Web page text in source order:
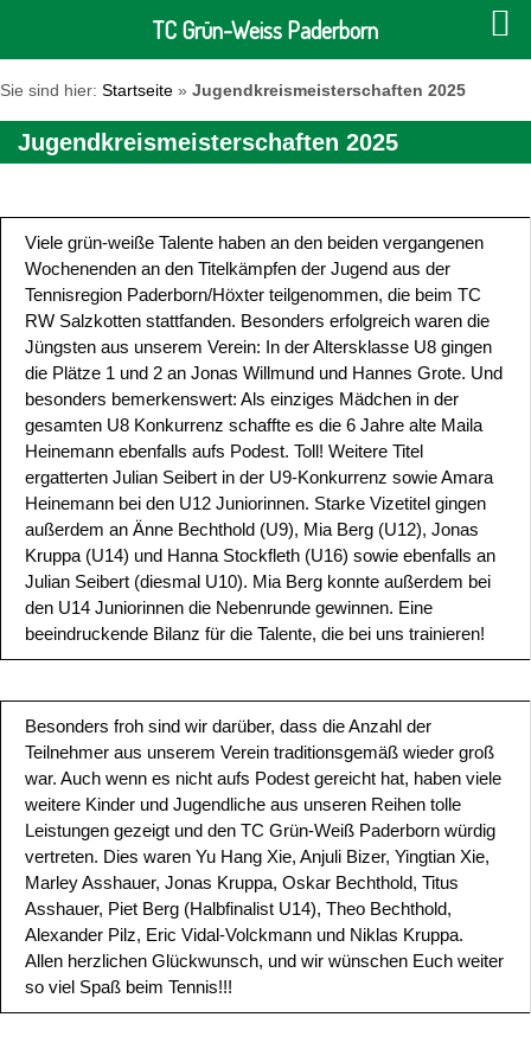
Sie sind hier: Startseite » Jugendkreismeisterschaften 2025
Jugendkreismeisterschaften 2025
Viele grün-weiße Talente haben an den beiden vergangenen
Wochenenden an den Titelkämpfen der Jugend aus der
Tennisregion Paderborn/Höxter teilgenommen, die beim TC
RW Salzkotten stattfanden. Besonders erfolgreich waren die
Jüngsten aus unserem Verein: In der Altersklasse U8 gingen
die Plätze 1 und 2 an Jonas Willmund und Hannes Grote. Und
besonders bemerkenswert: Als einziges Mädchen in der
gesamten U8 Konkurrenz schaffte es die 6 Jahre alte Maila
Heinemann ebenfalls aufs Podest. Toll! Weitere Titel
ergatterten Julian Seibert in der U9-Konkurrenz sowie Amara
Heinemann bei den U12 Juniorinnen. Starke Vizetitel gingen
außerdem an Änne Bechthold (U9), Mia Berg (U12), Jonas
Kruppa (U14) und Hanna Stockfleth (U16) sowie ebenfalls an
Julian Seibert (diesmal U10). Mia Berg konnte außerdem bei
den U14 Juniorinnen die Nebenrunde gewinnen. Eine
beeindruckende Bilanz für die Talente, die bei uns trainieren!
Besonders froh sind wir darüber, dass die Anzahl der
Teilnehmer aus unserem Verein traditionsgemäß wieder groß
war. Auch wenn es nicht aufs Podest gereicht hat, haben viele
weitere Kinder und Jugendliche aus unseren Reihen tolle
Leistungen gezeigt und den TC Grün-Weiß Paderborn würdig
vertreten. Dies waren Yu Hang Xie, Anjuli Bizer, Yingtian Xie,
Marley Asshauer, Jonas Kruppa, Oskar Bechthold, Titus
Asshauer, Piet Berg (Halbfinalist U14), Theo Bechthold,
Alexander Pilz, Eric Vidal-Volckmann und Niklas Kruppa.
Allen herzlichen Glückwunsch, und wir wünschen Euch weiter
so viel Spaß beim Tennis!!!
TC Grün-Weiss Paderborn